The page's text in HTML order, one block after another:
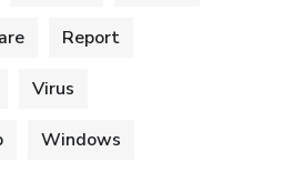
Report
Virus
Windows